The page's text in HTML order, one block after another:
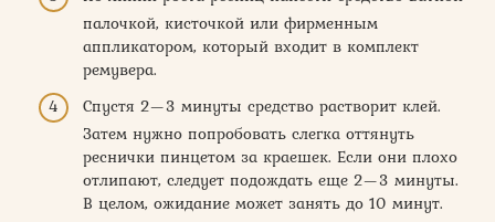
палочкой, кисточкой или фирменным
аппликатором, который входит в комплект
ремувера.
Спустя 2—3 минуты средство растворит клей.
Затем нужно попробовать слегка оттянуть
реснички пинцетом за краешек. Если они плохо
отлипают, следует подождать еще 2—3 минуты.
В целом, ожидание может занять до 10 минут.